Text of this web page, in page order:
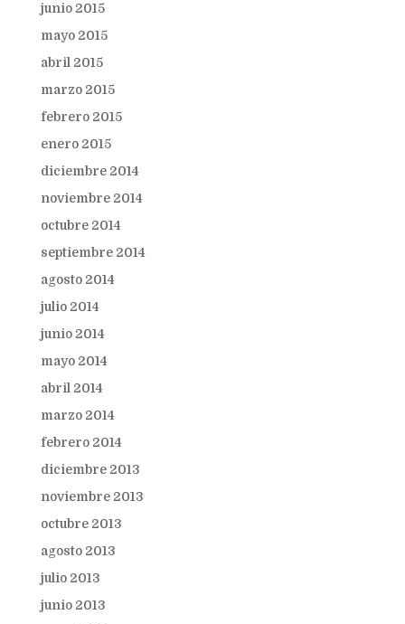
junio 2015
mayo 2015
abril 2015
marzo 2015
febrero 2015
enero 2015
diciembre 2014
noviembre 2014
octubre 2014
septiembre 2014
agosto 2014
julio 2014
junio 2014
mayo 2014
abril 2014
marzo 2014
febrero 2014
diciembre 2013
noviembre 2013
octubre 2013
agosto 2013
julio 2013
junio 2013